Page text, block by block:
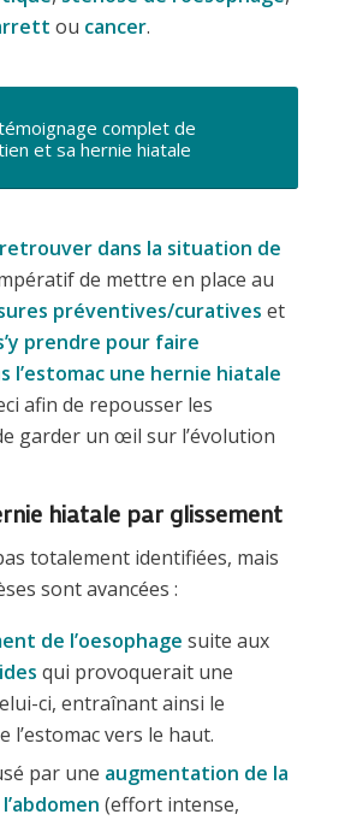
ou cancer.
complet de
et sa hernie hiatale
retrouver dans la situation de
de mettre en place au
préventives/curatives et
prendre pour faire
l’estomac une hernie hiatale
afin de repousser les
garder un œil sur l’évolution
hiatale par glissement
totalement identifiées, mais
sont avancées :
de l’oesophage suite aux
qui provoquerait une
ci, entraînant ainsi le
l’estomac vers le haut.
par une augmentation de la
(effort intense,